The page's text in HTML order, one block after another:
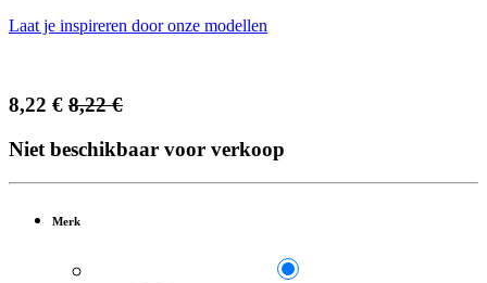
Laat je inspireren door onze modellen
8,22 € 8,22€
Niet beschikbaar voor verkoop
Merk